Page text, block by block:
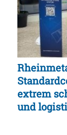
extrem
und